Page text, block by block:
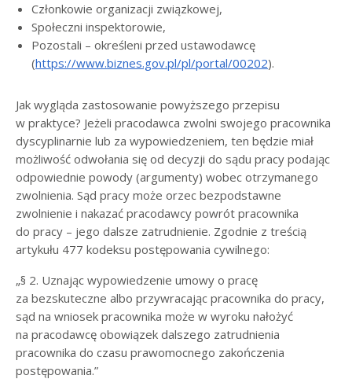
Członkowie organizacji związkowej,
Społeczni inspektorowie,
Pozostali – określeni przed ustawodawcę
(https://www.biznes.gov.pl/pl/portal/00202).
Jak wygląda zastosowanie powyższego przepisu
w praktyce? Jeżeli pracodawca zwolni swojego pracownika
dyscyplinarnie lub za wypowiedzeniem, ten będzie miał
możliwość odwołania się od decyzji do sądu pracy podając
odpowiednie powody (argumenty) wobec otrzymanego
zwolnienia. Sąd pracy może orzec bezpodstawne
zwolnienie i nakazać pracodawcy powrót pracownika
do pracy – jego dalsze zatrudnienie. Zgodnie z treścią
artykułu 477 kodeksu postępowania cywilnego:
„§ 2. Uznając wypowiedzenie umowy o pracę
za bezskuteczne albo przywracając pracownika do pracy,
sąd na wniosek pracownika może w wyroku nałożyć
na pracodawcę obowiązek dalszego zatrudnienia
pracownika do czasu prawomocnego zakończenia
postępowania.”